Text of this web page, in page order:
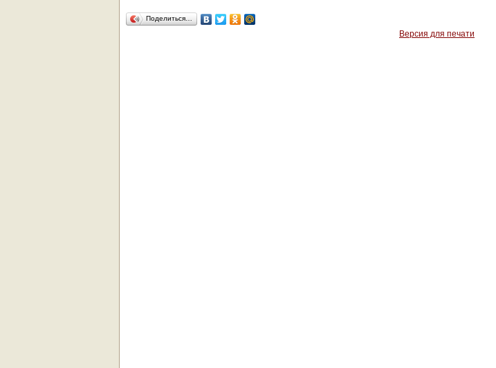
Поделиться…
Версия для печати